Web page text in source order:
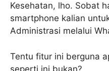
Kesehatan, lho. Sobat
smartphone kalian
Administrasi melalui
Tentu fitur ini berguna
seperti ini bukan?